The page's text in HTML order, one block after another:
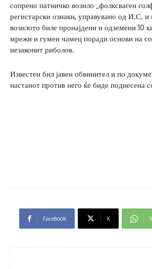
сопрено патничко возило „фолксваген
регистарски ознаки, управувано од И.С. и
возилото биле пронајдени и одземени 10
мрежи и гумен чамец поради основи на
незаконит риболов.
Известен бил јавен обвинител и по
настанот против него ќе биде поднесена
Facebook X